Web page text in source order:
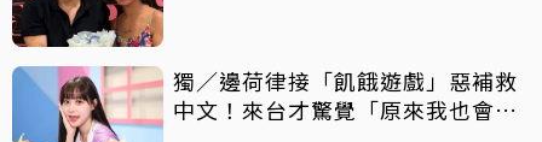
獨／邊荷律接「飢餓遊戲」惡補救
中文！來台才驚覺「原來我也會